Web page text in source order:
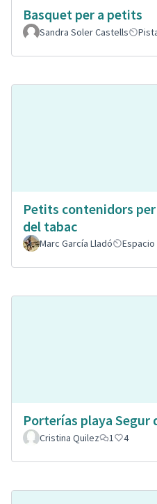
Basquet per a petits
Sandra Soler Castells
Petits contenidors
del tabac
Marc García Lladó
Porterías playa Segur
Cristina Quilez
1 4